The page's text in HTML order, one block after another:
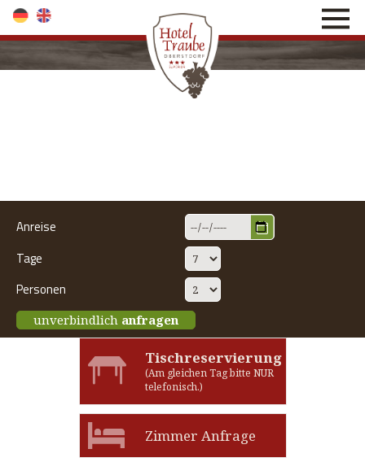
direkt zur Navigation
direkt zum Inhalt
Anreise
Tage
Personen
unverbindlich anfragen
Tischreservierung
(Am gleichen Tag bitte NUR
telefonisch.)
Zimmer Anfrage